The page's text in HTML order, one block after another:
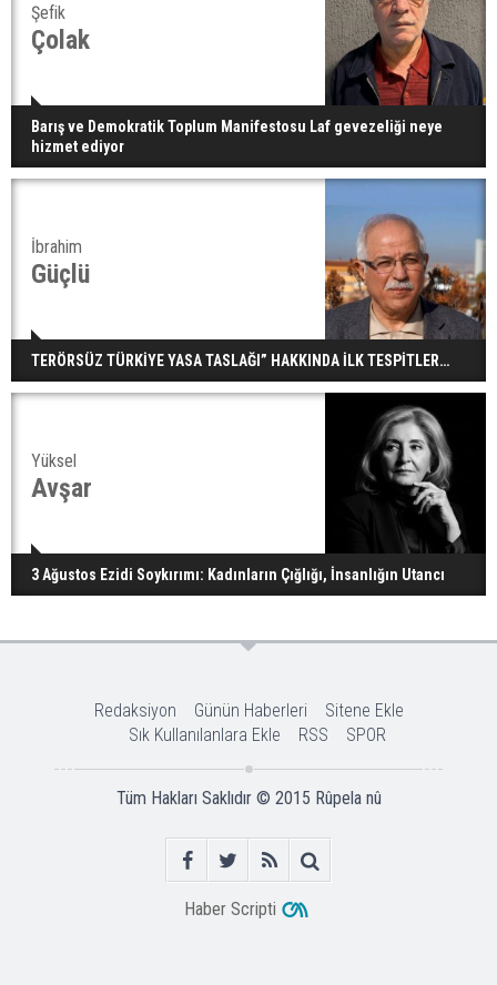
Şefik
Çolak
Barış ve Demokratik Toplum Manifestosu Laf gevezeliği neye
hizmet ediyor
İbrahim
Güçlü
TERÖRSÜZ TÜRKİYE YASA TASLAĞI” HAKKINDA İLK TESPİTLER…
Yüksel
Avşar
3 Ağustos Ezidi Soykırımı: Kadınların Çığlığı, İnsanlığın Utancı
Redaksiyon Günün Haberleri
Sitene Ekle
Sık Kullanılanlara Ekle
RSS SPOR
Tüm Hakları Saklıdır © 2015 Rûpela nû
Haber Scripti